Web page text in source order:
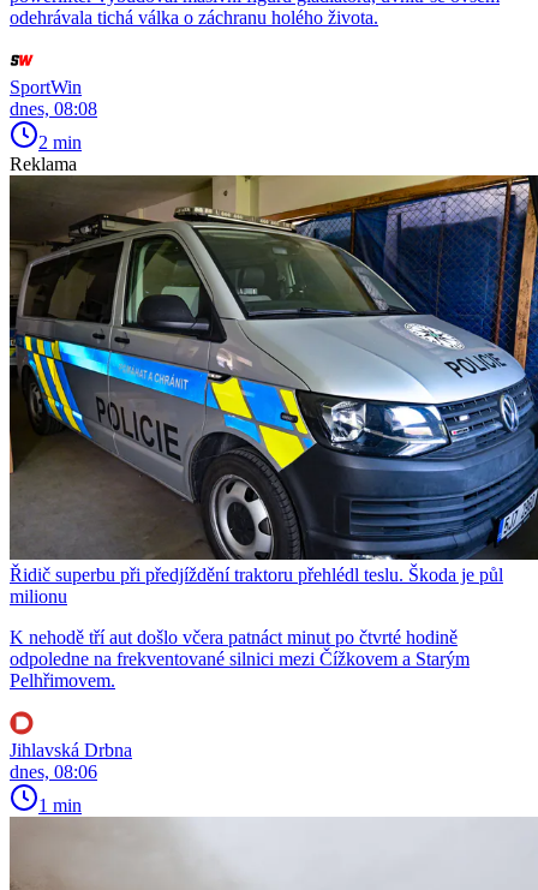
odehrávala tichá válka o záchranu holého života.
SportWin
dnes, 08:08
2 min
Reklama
Řidič superbu při předjíždění traktoru přehlédl teslu. Škoda je půl
milionu
K nehodě tří aut došlo včera patnáct minut po čtvrté hodině
odpoledne na frekventované silnici mezi Čížkovem a Starým
Pelhřimovem.
Jihlavská Drbna
dnes, 08:06
1 min